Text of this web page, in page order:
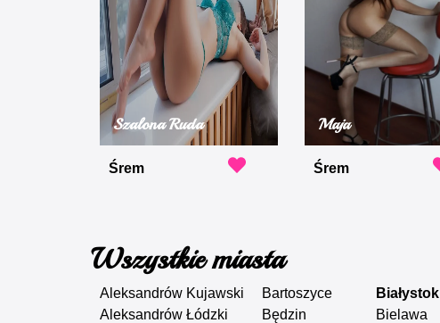
Szalona Ruda
Śrem
Maja
Śrem
Wszystkie miasta
Aleksandrów Kujawski
Aleksandrów Łódzki
Bartoszyce
Będzin
Białystok
Bielawa